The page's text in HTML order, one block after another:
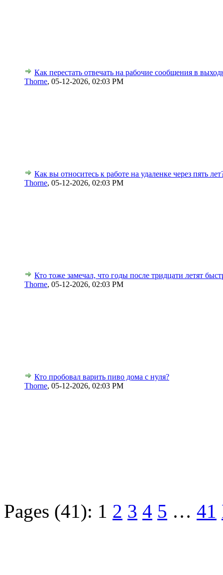
Как перестать отвечать на рабочие сообщения в
Thorne, 05-12-2026, 02:03 PM
Как вы относитесь к работе на удаленке через пять
Thorne, 05-12-2026, 02:03 PM
Кто тоже замечал, что годы после тридцати летят
Thorne, 05-12-2026, 02:03 PM
Кто пробовал варить пиво дома с нуля?
Thorne, 05-12-2026, 02:03 PM
Pages (41): 1 2 3 4 5 … 41